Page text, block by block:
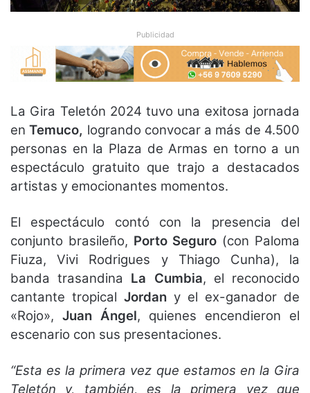
Publicidad
La Gira Teletón 2024 tuvo una exitosa jornada
enTemuco, logrando convocar a más de 4.500
personas en la Plaza de Armas en torno a un
espectáculo gratuito que trajo a destacados
artistas y emocionantes momentos.
El espectáculo contó con la presencia del
conjunto brasileño, Porto Seguro (con Paloma
Fiuza, Vivi Rodrigues y Thiago Cunha), la
banda trasandina La Cumbia, el reconocido
cantante tropical Jordan y el ex-ganador de
«Rojo», Juan Ángel, quienes encendieron el
escenario con sus presentaciones.
“Esta es la primera vez que estamos en la Gira
Teletón y, también, es la primera vez que